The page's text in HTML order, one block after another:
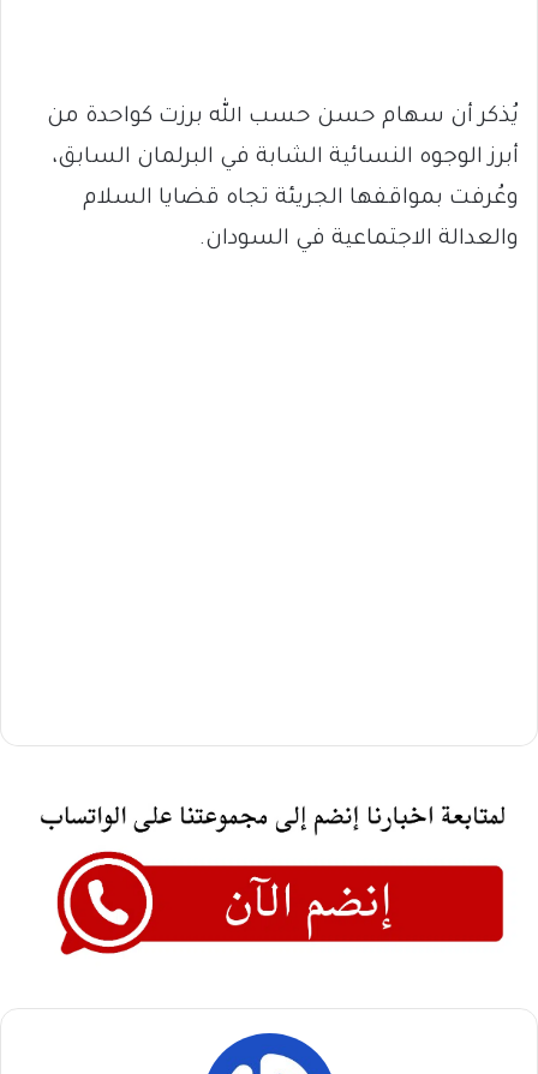
يُذكر أن سهام حسن حسب الله برزت كواحدة من
أبرز الوجوه النسائية الشابة في البرلمان السابق،
وعُرفت بمواقفها الجريئة تجاه قضايا السلام
والعدالة الاجتماعية في السودان.